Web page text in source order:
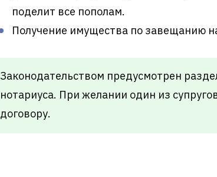
поделит все пополам.
Получение имущества по завещанию
Законодательством предусмотрен
нотариуса. При желании один из
договору.